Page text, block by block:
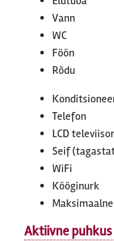
Vann
WC
Föön
Rõdu
Telefon
LCD
Seif
WiFi
Kööginurk
Aktiivne puhkus